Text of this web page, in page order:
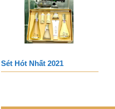
Sét Hót Nhất 2021